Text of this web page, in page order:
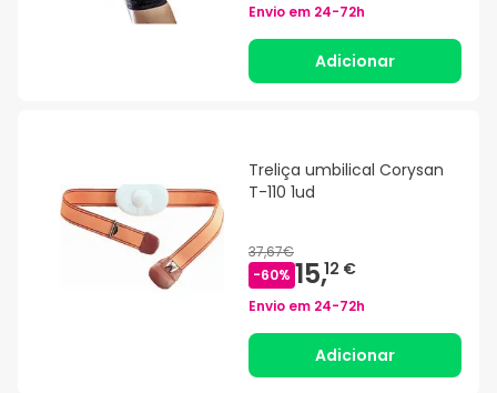
Envio em 24-72h
Adicionar
Treliça umbilical Corysan
T-110 1ud
37,67€
-60% 15,12 €
Envio em 24-72h
Adicionar